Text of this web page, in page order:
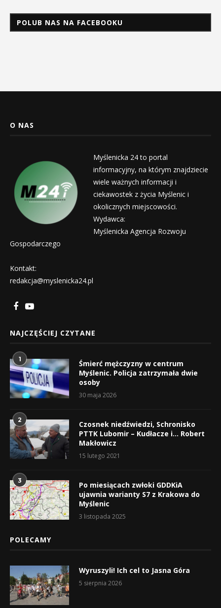
POLUB NAS NA FACEBOOKU
O NAS
Myślenicka 24 to portal
informacyjny, na którym znajdziecie
wiele ważnych informacji i
ciekawostek z życia Myślenic i
okolicznych miejscowości.
Wydawca:
Myślenicka Agencja Rozwoju
Gospodarczego
Kontakt:
redakcja@myslenicka24.pl
NAJCZĘŚCIEJ CZYTANE
1
Śmierć mężczyzny w centrum
Myślenic. Policja zatrzymała dwie
osoby
30 maja 2026
2
Czosnek niedźwiedzi, Schronisko
PTTK Lubomir – Kudłacze i… Robert
Makłowicz
15 lutego 2021
3
Po miesiącach zwłoki GDDKiA
ujawnia warianty S7 z Krakowa do
Myślenic
3 listopada 2025
POLECAMY
Wyruszyli! Ich cel to Jasna Góra
5 sierpnia 2026